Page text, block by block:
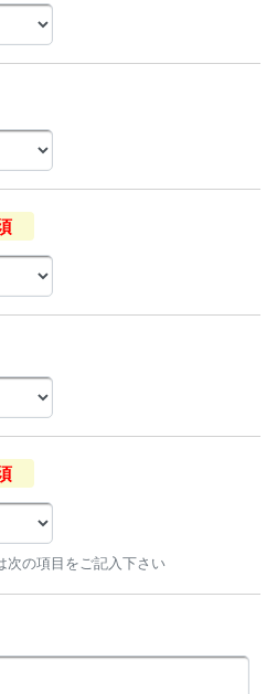
次の項目をご記入下さい